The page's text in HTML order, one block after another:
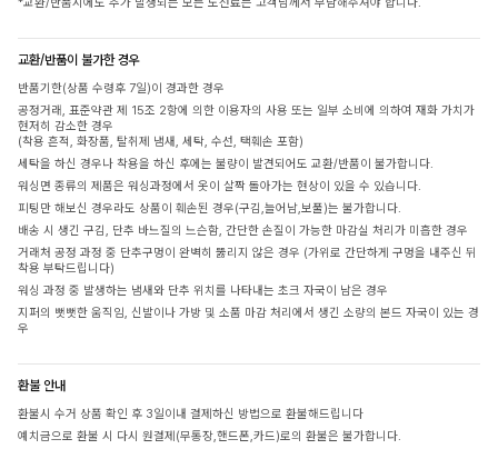
교환/반품이 불가한 경우
반품기한(상품 수령후 7일)이 경과한 경우
공정거래, 표준약관 제 15조 2항에 의한 이용자의 사용 또는 일부 소비에 의하여 재화 가치가
현저히 감소한 경우
(착용 흔적, 화장품, 탈취제 냄새, 세탁, 수선, 택훼손 포함)
세탁을 하신 경우나 착용을 하신 후에는 불량이 발견되어도 교환/반품이 불가합니다.
워싱면 종류의 제품은 워싱과정에서 옷이 살짝 돌아가는 현상이 있을 수 있습니다.
피팅만 해보신 경우라도 상품이 훼손된 경우(구김,늘어남,보풀)는 불가합니다.
배송 시 생긴 구김, 단추 바느질의 느슨함, 간단한 손질이 가능한 마감실 처리가 미흡한 경우
거래처 공정 과정 중 단추구멍이 완벽히 뚫리지 않은 경우 (가위로 간단하게 구멍을 내주신 뒤
착용 부탁드립니다)
워싱 과정 중 발생하는 냄새와 단추 위치를 나타내는 초크 자국이 남은 경우
지퍼의 뻣뻣한 움직임, 신발이나 가방 및 소품 마감 처리에서 생긴 소량의 본드 자국이 있는 경
우
환불 안내
환불시 수거 상품 확인 후 3일이내 결제하신 방법으로 환불해드립니다
예치금으로 환불 시 다시 원결제(무통장,핸드폰,카드)로의 환불은 불가합니다.